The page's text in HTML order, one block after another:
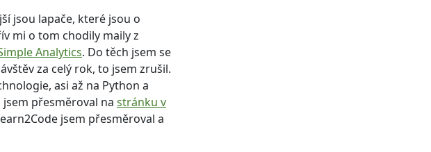
jsou lapače, které jsou o
mi o tom chodily maily z
Analytics. Do těch jsem se
za celý rok, to jsem zrušil.
asi až na Python a
přesměroval na stránku v
jsem přesměroval a